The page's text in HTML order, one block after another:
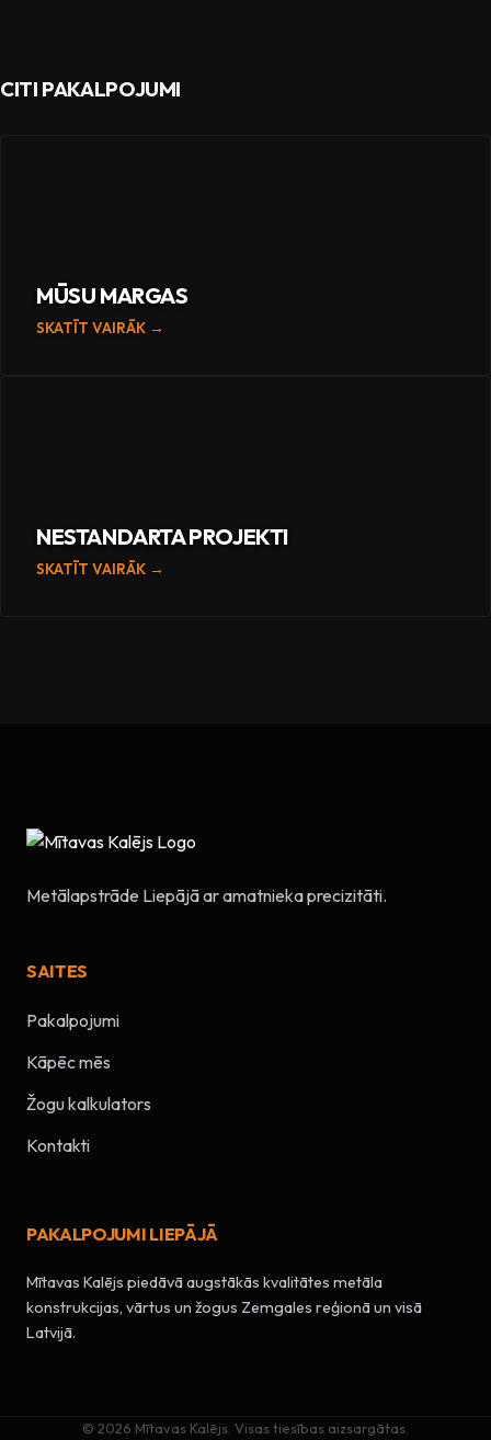
CITI PAKALPOJUMI
MŪSU MARGAS
SKATĪT VAIRĀK →
NESTANDARTA PROJEKTI
SKATĪT VAIRĀK →
Metālapstrāde Liepājā ar amatnieka precizitāti.
SAITES
Pakalpojumi
Kāpēc mēs
Žogu kalkulators
Kontakti
PAKALPOJUMI LIEPĀJĀ
Mītavas Kalējs piedāvā augstākās kvalitātes metāla
konstrukcijas, vārtus un žogus Zemgales reģionā un visā
Latvijā.
© 2026 Mītavas Kalējs. Visas tiesības aizsargātas.